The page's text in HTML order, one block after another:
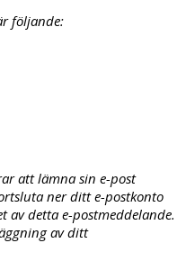
följande:
att lämna sin e-post
ner ditt e-postkonto
detta e-postmeddelande.
av ditt